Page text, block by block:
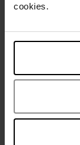
cookies.